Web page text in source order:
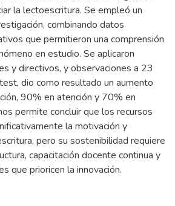
la lectoescritura. Se empleó un
combinando datos
que permitieron una comprensión
en estudio. Se aplicaron
y directivos, y observaciones a 23
dio como resultado un aumento
90% en atención y 70% en
permite concluir que los recursos
la motivación y
pero su sostenibilidad requiere
capacitación docente continua y
que prioricen la innovación.